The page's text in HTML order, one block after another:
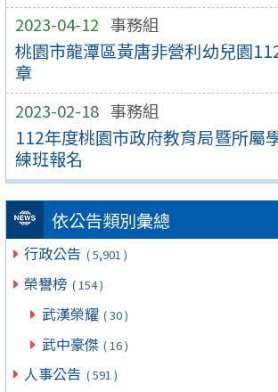
2023-04-12 事務組
桃園市龍潭區黃唐非營利幼兒園
章
2023-02-18 事務組
112年度桃園市政府教育局暨所屬
練班報名
依公告類別彙總
行政公告 ( 5,901 )
榮譽榜 ( 154 )
武漢榮耀 ( 30 )
武中豪傑 ( 16 )
人事公告 ( 591 )